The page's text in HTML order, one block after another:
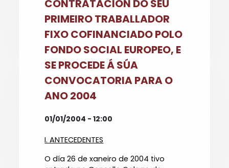
CONTRATACIÓN DO SEU
PRIMEIRO TRABALLADOR
FIXO COFINANCIADO POLO
FONDO SOCIAL EUROPEO, E
SE PROCEDE Á SÚA
CONVOCATORIA PARA O
ANO 2004
01/01/2004 - 12:00
I. ANTECEDENTES
O día 26 de xaneiro de 2004 tivo